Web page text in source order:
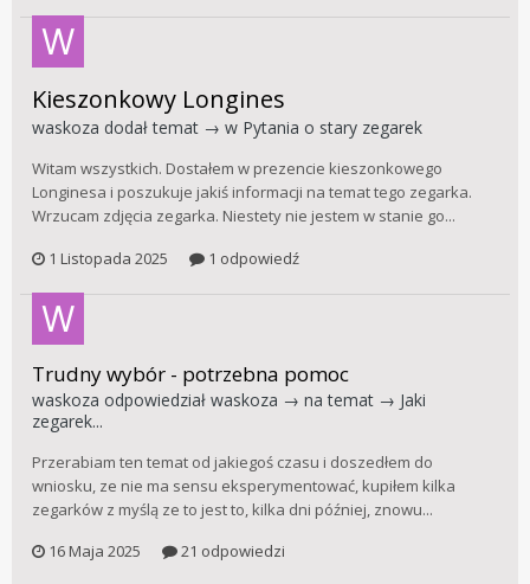
Kieszonkowy Longines
waskoza dodał temat → w Pytania o stary zegarek
Witam wszystkich. Dostałem w prezencie kieszonkowego
Longinesa i poszukuje jakiś informacji na temat tego zegarka.
Wrzucam zdjęcia zegarka. Niestety nie jestem w stanie go...
1 Listopada 2025
1 odpowiedź
Trudny wybór - potrzebna pomoc
waskoza odpowiedział waskoza → na temat → Jaki
zegarek...
Przerabiam ten temat od jakiegoś czasu i doszedłem do
wniosku, ze nie ma sensu eksperymentować, kupiłem kilka
zegarków z myślą ze to jest to, kilka dni później, znowu...
16 Maja 2025
21 odpowiedzi